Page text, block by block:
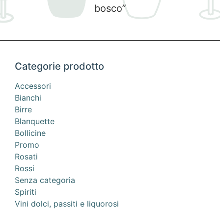
bosco”
Categorie prodotto
Accessori
Bianchi
Birre
Blanquette
Bollicine
Promo
Rosati
Rossi
Senza categoria
Spiriti
Vini dolci, passiti e liquorosi